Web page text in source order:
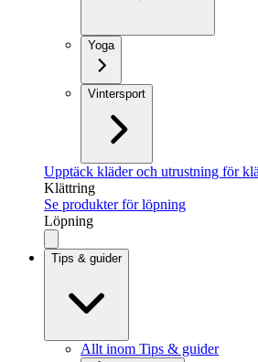
Yoga
Vintersport
Upptäck kläder och utrustning för
Klättring
Se produkter för löpning
Löpning
Tips & guider
Allt inom Tips & guider